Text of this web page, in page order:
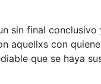
sin final conclusivo
aquellxs con
que se haya